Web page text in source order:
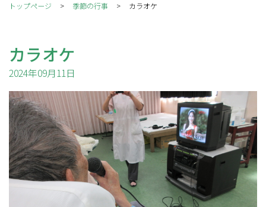
トップページ 季節の行事 カラオケ
カラオケ
2024年09月11日